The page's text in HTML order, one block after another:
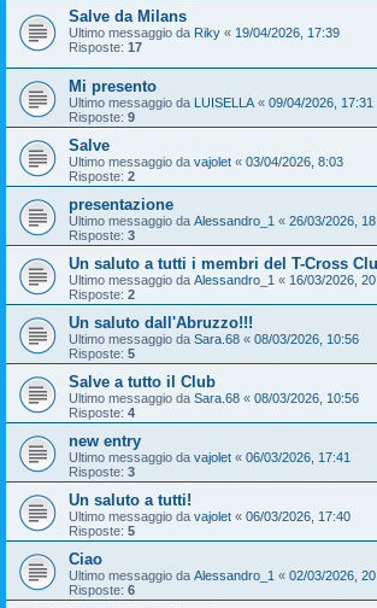
Salve da Milans
Ultimo messaggio da Riky « 19/04/2026, 17:39
Risposte: 17
Mi presento
Ultimo messaggio da LUISELLA « 09/04/2026, 17:31
Risposte: 9
Salve
Ultimo messaggio da vajolet « 03/04/2026, 8:03
Risposte: 2
presentazione
Ultimo messaggio da Alessandro_1 « 26/03/2026,
Risposte: 3
Un saluto a tutti i membri del T-Cross
Ultimo messaggio da Alessandro_1 « 16/03/2026,
Risposte: 2
Un saluto dall'Abruzzo!!!
Ultimo messaggio da Sara.68 « 08/03/2026, 10:56
Risposte: 5
Salve a tutto il Club
Ultimo messaggio da Sara.68 « 08/03/2026, 10:56
Risposte: 4
new entry
Ultimo messaggio da vajolet « 06/03/2026, 17:41
Risposte: 3
Un saluto a tutti!
Ultimo messaggio da vajolet « 06/03/2026, 17:40
Risposte: 5
Ciao
Ultimo messaggio da Alessandro_1 « 02/03/2026,
Risposte: 6